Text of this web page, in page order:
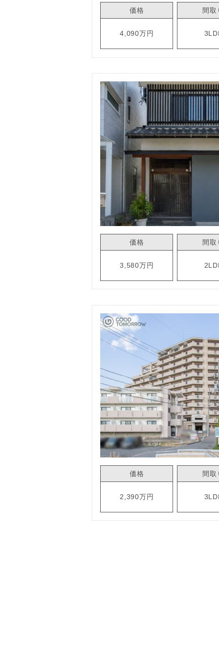
価格
4,090万円
間取
価格
3,580万円
間取
価格
2,390万円
間取